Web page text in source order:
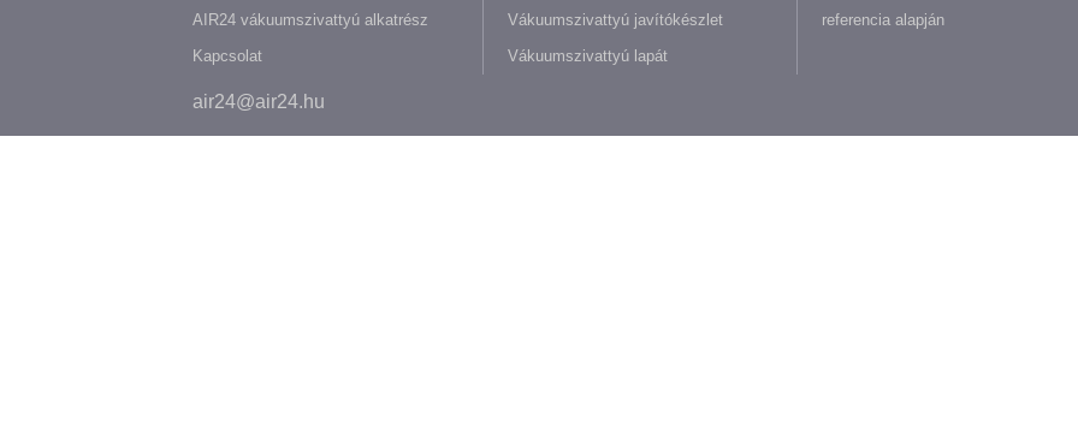
AIR24 vákuumszivattyú alkatrész
Kapcsolat
Vákuumszivattyú javítókészlet
Vákuumszivattyú lapát
referencia alapján
air24@air24.hu